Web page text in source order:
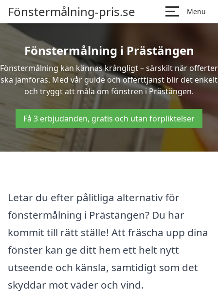
Fönstermålning-pris.se Menu
Fönstermålning i Prästängen
Fönstermålning kan kännas krångligt – särskilt när offerter
ska jämföras. Med vår guide och offerttjänst blir det enkelt
och tryggt att måla om fönstren i Prästängen.
Få 3 erbjudanden, gratis och utan förpliktelser
Letar du efter pålitliga alternativ för
fönstermålning i Prästängen? Du har
kommit till rätt ställe! Att fräscha upp dina
fönster kan ge ditt hem ett helt nytt
utseende och känsla, samtidigt som det
skyddar mot väder och vind.